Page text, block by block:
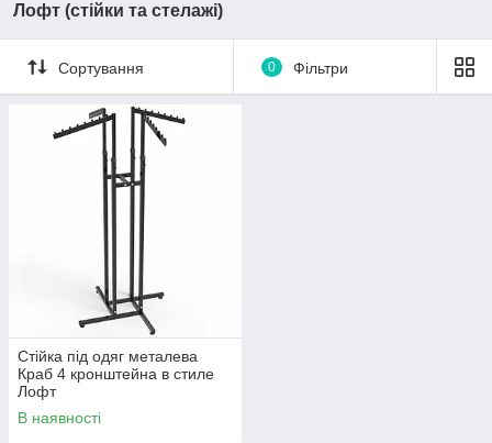
Лофт (стійки та стелажі)
Сортування 0 Фільтри
Стійка під одяг металева
Краб 4 кронштейна в стиле
Лофт
В наявності